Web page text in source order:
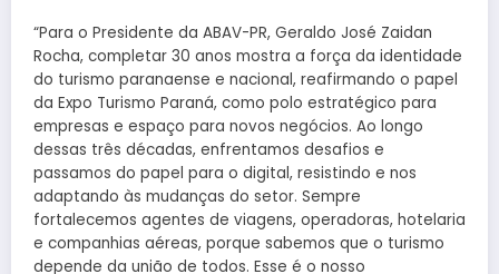
“Para o Presidente da ABAV-PR, Geraldo José Zaidan
Rocha, completar 30 anos mostra a força da identidade
do turismo paranaense e nacional, reafirmando o papel
da Expo Turismo Paraná, como polo estratégico para
empresas e espaço para novos negócios. Ao longo
dessas três décadas, enfrentamos desafios e
passamos do papel para o digital, resistindo e nos
adaptando às mudanças do setor. Sempre
fortalecemos agentes de viagens, operadoras, hotelaria
e companhias aéreas, porque sabemos que o turismo
depende da união de todos. Esse é o nosso